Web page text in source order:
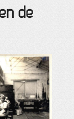
de